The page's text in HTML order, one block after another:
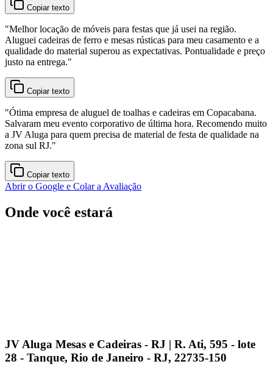
Copiar texto
"Melhor locação de móveis para festas que já usei na região.
Aluguei cadeiras de ferro e mesas rústicas para meu casamento e a
qualidade do material superou as expectativas. Pontualidade e preço
justo na entrega."
Copiar texto
"Ótima empresa de aluguel de toalhas e cadeiras em Copacabana.
Salvaram meu evento corporativo de última hora. Recomendo muito
a JV Aluga para quem precisa de material de festa de qualidade na
zona sul RJ."
Copiar texto
Abrir o Google e Colar a Avaliação
Onde você estará
JV Aluga Mesas e Cadeiras - RJ | R. Ati, 595 - lote
28 - Tanque, Rio de Janeiro - RJ, 22735-150